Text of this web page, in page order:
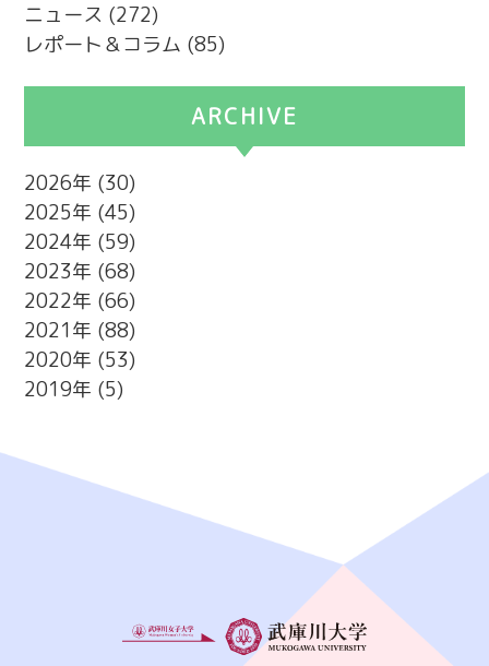
ニュース (272)
レポート＆コラム (85)
ARCHIVE
2026
(30)
2025
(45)
2024
(59)
2023
(68)
2022
(66)
2021
(88)
2020
(53)
2019
(5)